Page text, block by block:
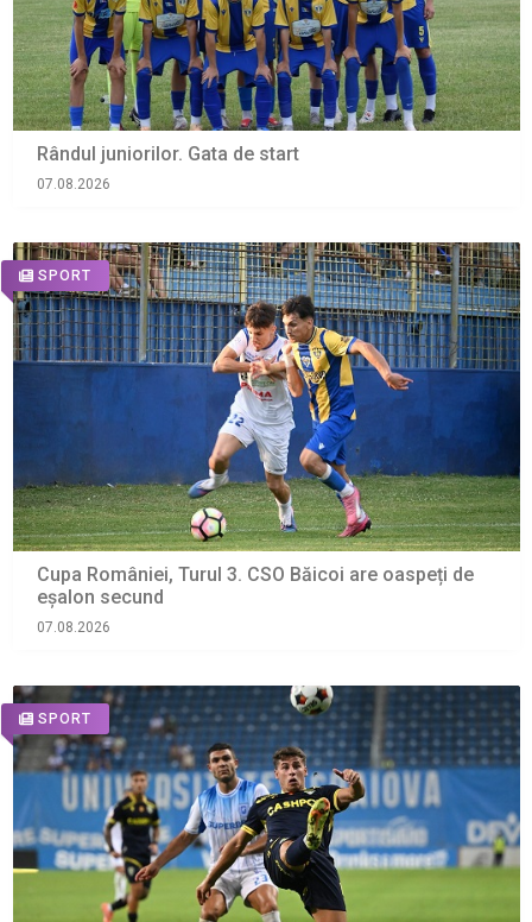
Rândul juniorilor. Gata de start
07.08.2026
SPORT
Cupa României, Turul 3. CSO Băicoi are oaspeți de
eșalon secund
07.08.2026
SPORT